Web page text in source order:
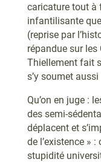
caricature tout à
infantilisante
(reprise par
répandue sur
Thiellement fait
s’y soumet
Qu’on en juge :
des semi-
déplacent et
de l’existence » :
stupidité